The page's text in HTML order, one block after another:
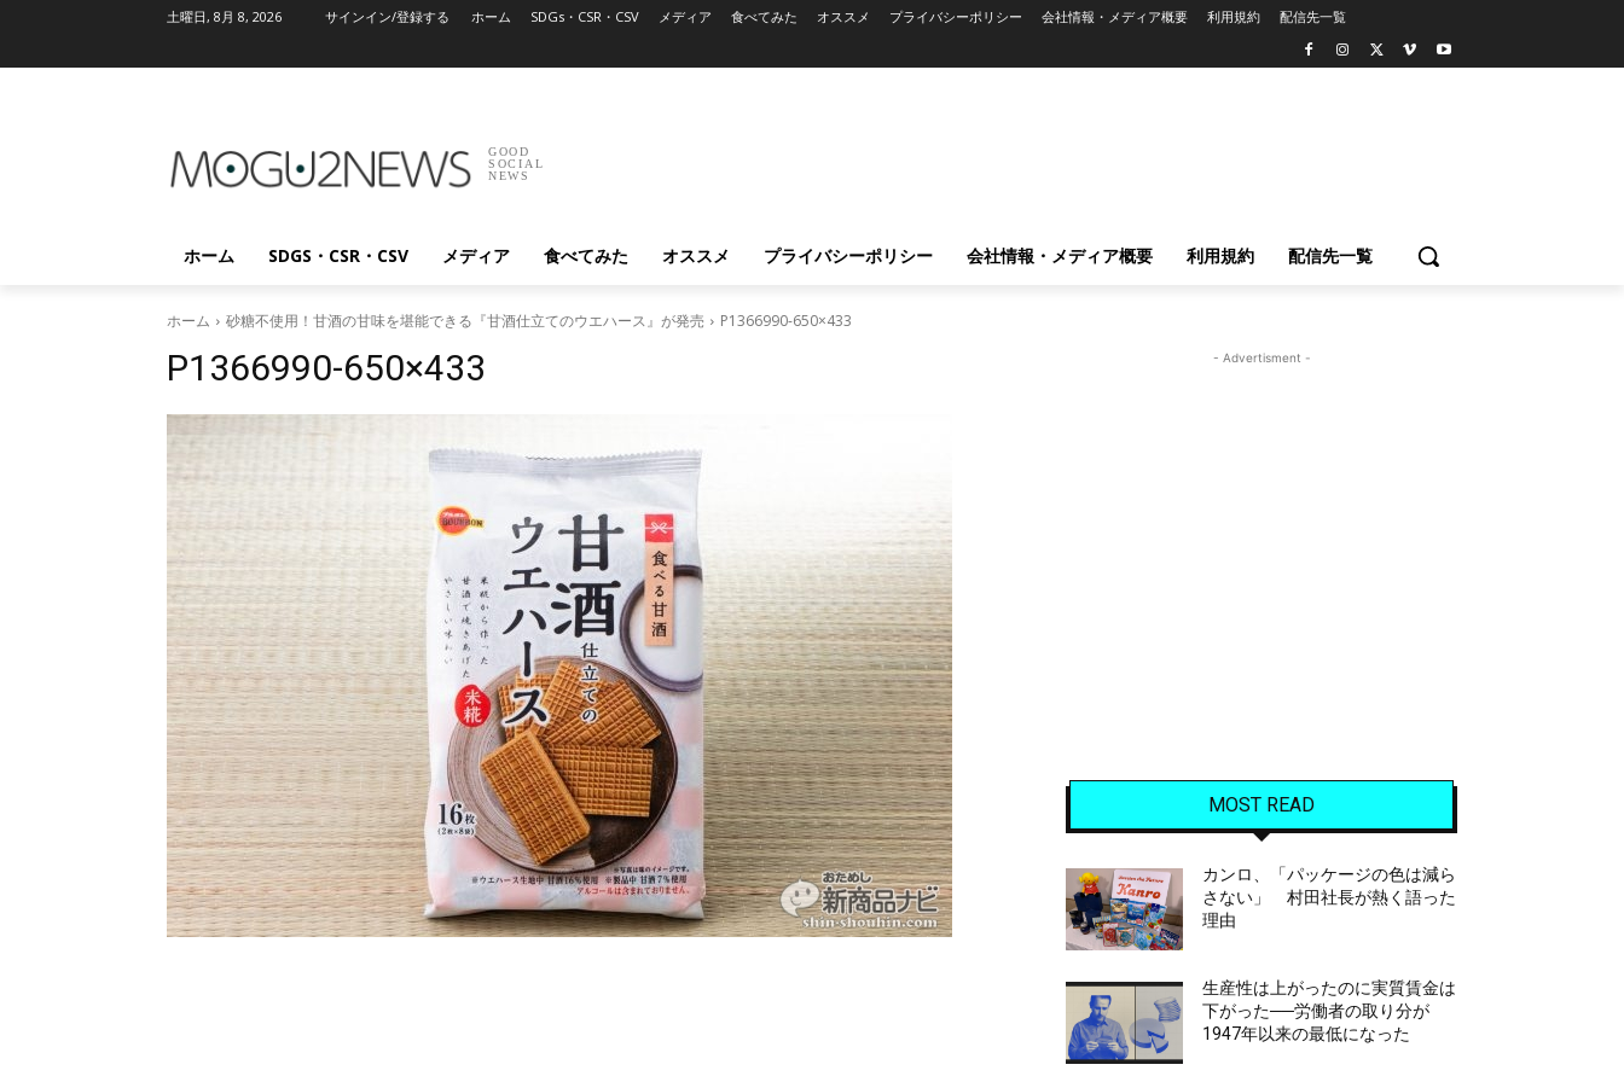
土曜日, 8月 8, 2026 サインイン/登録する ホーム SDGs・CSR・CSV メディア 食べてみた オススメ プライバシーポリシー 会社情報・メディア概要 利用規約 配信先一覧
GOOD
SOCIAL
NEWS
ホーム SDGS・CSR・CSV メディア 食べてみた オススメ プライバシーポリシー 会社情報・メディア概要 利用規約 配信先一覧
ホーム 砂糖不使用！甘酒の甘味を堪能できる『甘酒仕立てのウエハース』が発売 P1366990-650×433
P1366990-650×433 - Advertisment -
MOST READ
カンロ、「パッケージの色は減ら
さない」 村田社長が熱く語った
理由
生産性は上がったのに実質賃金は
下がった──労働者の取り分が
1947年以来の最低になった